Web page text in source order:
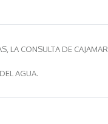
LA CONSULTA DE
AGUA.